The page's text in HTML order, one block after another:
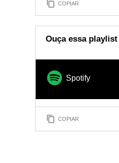
COPIAR
Ouça essa
Spotify
COPIAR